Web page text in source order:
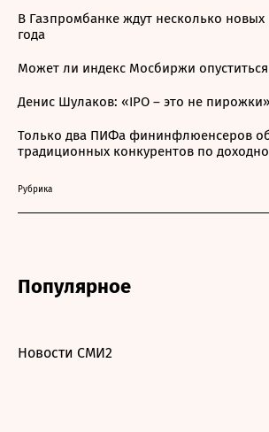
В Газпромбанке ждут несколько новых
года
Может ли индекс Мосбиржи
Денис Шулаков: «IPO – это не пирожки»
Только два ПИФа фининфлюенсеров
традиционных конкурентов по
Рубрика
Популярное
Новости СМИ2